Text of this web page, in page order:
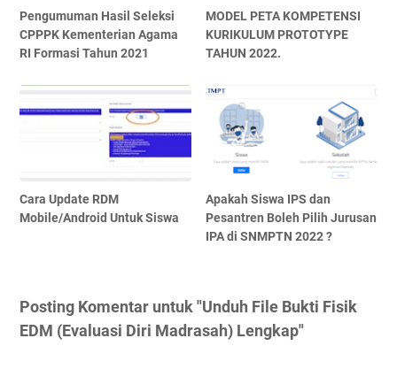
Pengumuman Hasil Seleksi
CPPPK Kementerian Agama
RI Formasi Tahun 2021
MODEL PETA KOMPETENSI
KURIKULUM PROTOTYPE
TAHUN 2022.
Cara Update RDM
Mobile/Android Untuk Siswa
Apakah Siswa IPS dan
Pesantren Boleh Pilih Jurusan
IPA di SNMPTN 2022 ?
Posting Komentar untuk "Unduh File Bukti Fisik
EDM (Evaluasi Diri Madrasah) Lengkap"